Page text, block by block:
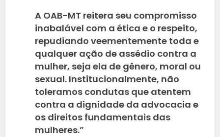
A OAB-MT reitera seu compromisso
inabalável com a ética e o respeito,
repudiando veementemente toda e
qualquer ação de assédio contra a
mulher, seja ela de gênero, moral ou
sexual. Institucionalmente, não
toleramos condutas que atentem
contra a dignidade da advocacia e
os direitos fundamentais das
mulheres.”